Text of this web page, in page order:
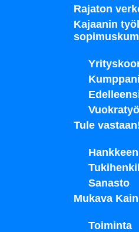
Rajaton
Kajaanin
Vuokratyö
Tule
Sanasto
Mukava
Toiminta